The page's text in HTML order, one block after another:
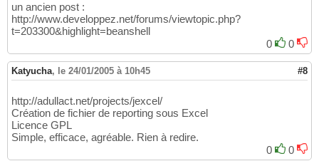
un ancien post :
http://www.developpez.net/forums/viewtopic.php?
t=203300&highlight=beanshell
0
0
Katyucha, le 24/01/2005 à 10h45 #8
http://adullact.net/projects/jexcel/
Création de fichier de reporting sous Excel
Licence GPL
Simple, efficace, agréable. Rien à redire.
0
0